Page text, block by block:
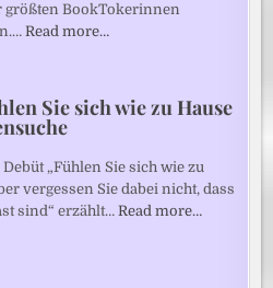
größten BookTokerinnen
Read more…
Sie sich wie zu Hause
„Fühlen Sie sich wie zu
vergessen Sie dabei nicht, dass
sind“ erzählt…Read more…